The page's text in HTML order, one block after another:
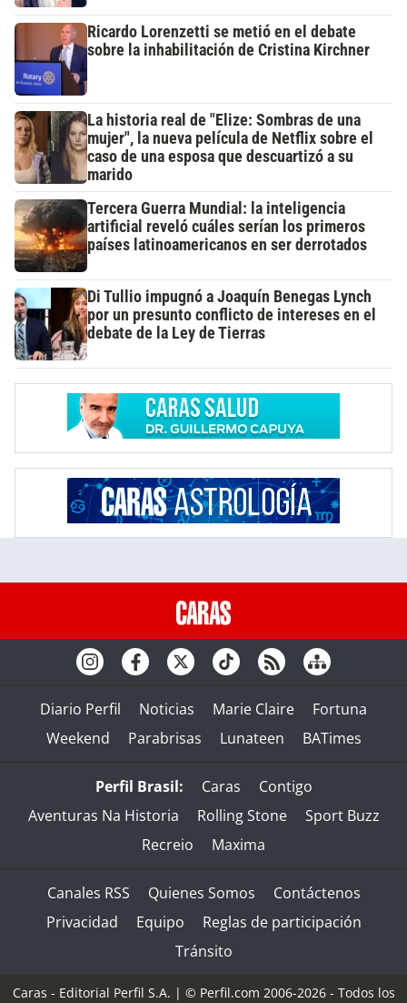
Ricardo Lorenzetti se metió en el debate
sobre la inhabilitación de Cristina Kirchner
La historia real de "Elize: Sombras de una
mujer", la nueva película de Netflix sobre el
caso de una esposa que descuartizó a su
marido
Tercera Guerra Mundial: la inteligencia
artificial reveló cuáles serían los primeros
países latinoamericanos en ser derrotados
Di Tullio impugnó a Joaquín Benegas Lynch
por un presunto conflicto de intereses en el
debate de la Ley de Tierras
Diario Perfil Noticias Marie Claire
Fortuna
Weekend
Parabrisas Lunateen BATimes
Perfil Brasil: Caras
Contigo
Aventuras Na Historia
Rolling Stone
Sport Buzz
Recreio
Maxima
Canales RSS Quienes Somos
Contáctenos
Privacidad
Equipo
Reglas de participación
Tránsito
Caras - Editorial Perfil S.A. | © Perfil.com 2006-2026 - Todos los